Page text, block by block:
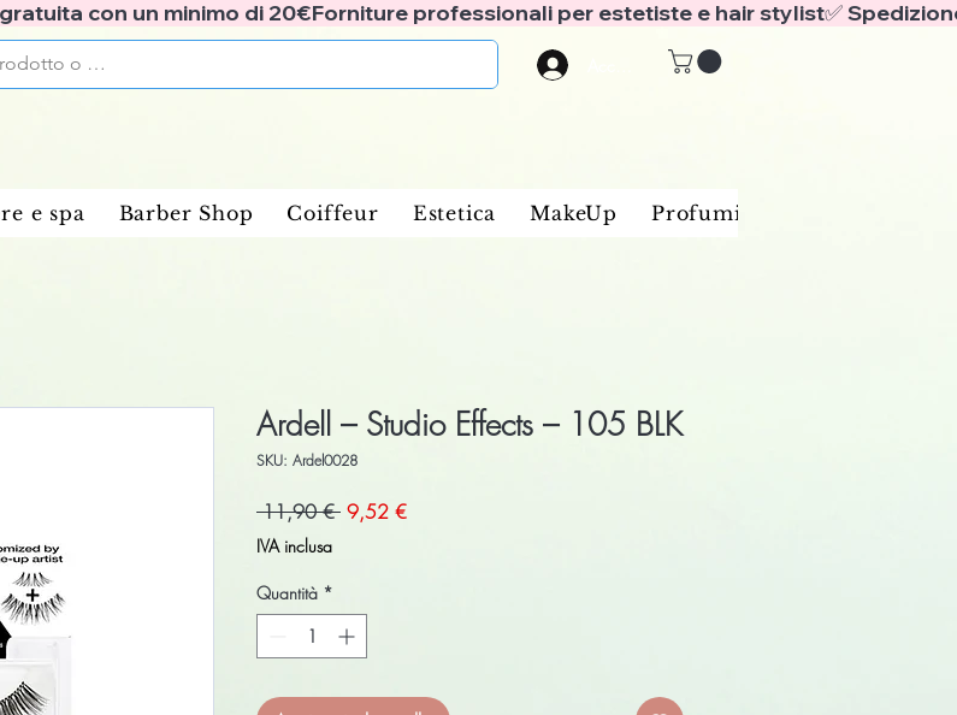
con un minimo di 20€
e spa Barber Shop Coiffeur Estetica MakeUp Profumi
Ardell – Studio Effects – 105 BLK
SKU: Ardel0028
11,90 € Prezzo
9,52 €Prezzo
IVA inclusa
Quantità *